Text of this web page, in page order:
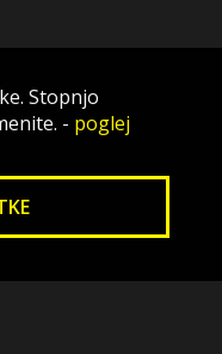
Stopnjo
- poglej